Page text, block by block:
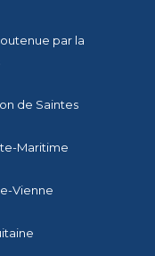
par la
de Saintes
Maritime
Vienne